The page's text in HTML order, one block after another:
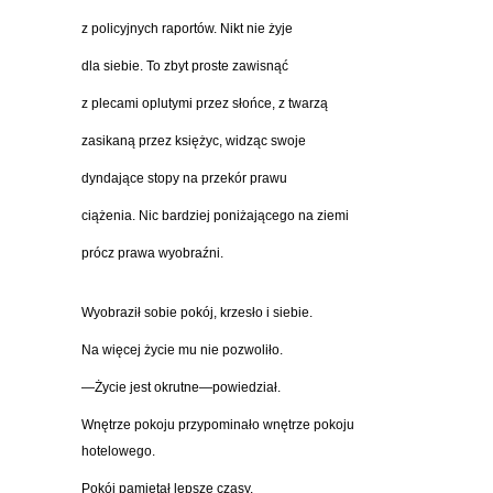
z policyjnych raportów. Nikt nie żyje
dla siebie. To zbyt proste zawisnąć
z plecami oplutymi przez słońce, z twarzą
zasikaną przez księżyc, widząc swoje
dyndające stopy na przekór prawu
ciążenia. Nic bardziej poniżającego na ziemi
prócz prawa wyobraźni.
Wyobraził sobie pokój, krzesło i siebie.
Na więcej życie mu nie pozwoliło.
—Życie jest okrutne—powiedział.
Wnętrze pokoju przypominało wnętrze pokoju
hotelowego.
Pokój pamiętał lepsze czasy.